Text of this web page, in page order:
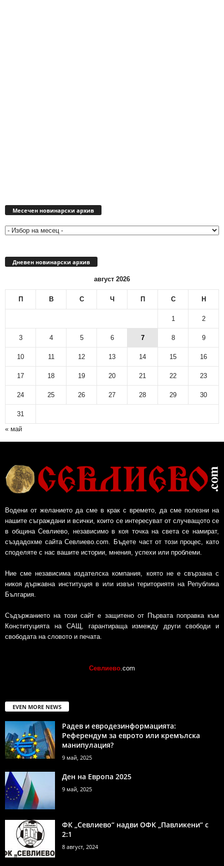
Месечен новинарски архив
Дневен новинарски архив
август 2026
П В С Ч П С Н
1 2
3 4 5 6 7 8 9
10 11 12 13 14 15 16
17 18 19 20 21 22 23
24 25 26 27 28 29 30
31
« май
Водени от желанието да сме в крак с времето, да сме полезни на
нашите съграждани и всички, които се интересуват от случващото се
в община Севлиево, независимо в коя точка на света се намират,
създадохме сайта Севлиево.com. Бъдете част от този процес, като
споделяте с нас вашите истории, мнения, успехи или проблеми.
Ние сме независима издателска компания, която не е свързана с
никоя държавна институция в или извън териториятя на Република
България.
Съдържанието на този сайт е защитено от Първата поправка към
Конституцията на САЩ, гарантираща измежду други свободи и
свободата на словото и печата.
Севлиево.com
EVEN MORE NEWS
Радев и евродезинформацията:
Референдум за еврото или кремълска
манипулация?
9 май, 2025
Ден на Европа 2025
9 май, 2025
ФК „Севлиево“ надви ОФК „Павликени“ с
2:1
8 август, 2024